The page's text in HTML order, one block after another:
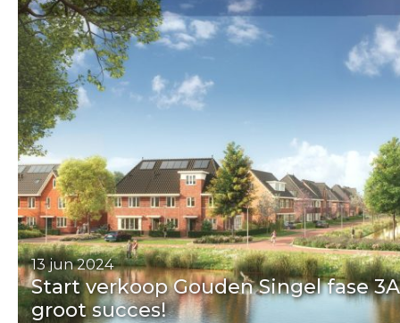
13 jun 2024
Start verkoop Gouden Singel fase 3A
groot succes!